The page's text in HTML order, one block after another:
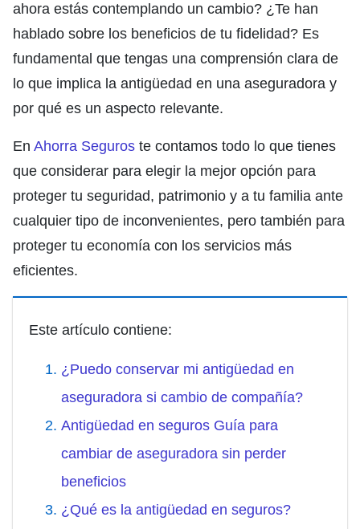
ahora estás contemplando un cambio? ¿Te han
hablado sobre los beneficios de tu fidelidad? Es
fundamental que tengas una comprensión clara de
lo que implica la antigüedad en una aseguradora y
por qué es un aspecto relevante.
En Ahorra Seguros te contamos todo lo que tienes
que considerar para elegir la mejor opción para
proteger tu seguridad, patrimonio y a tu familia ante
cualquier tipo de inconvenientes, pero también para
proteger tu economía con los servicios más
eficientes.
Este artículo contiene:
¿Puedo conservar mi antigüedad en
aseguradora si cambio de compañía?
Antigüedad en seguros Guía para
cambiar de aseguradora sin perder
beneficios
¿Qué es la antigüedad en seguros?